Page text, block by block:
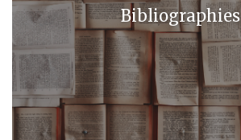
Bibliographies